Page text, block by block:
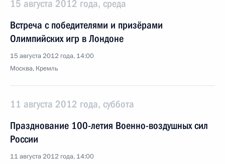
15 августа 2012 года, среда
Встреча с победителями и призёрами
Олимпийских игр в Лондоне
15 августа 2012 года, 14:00
Москва, Кремль
11 августа 2012 года, суббота
Празднование 100-летия Военно-воздушных сил
России
11 августа 2012 года, 14:00